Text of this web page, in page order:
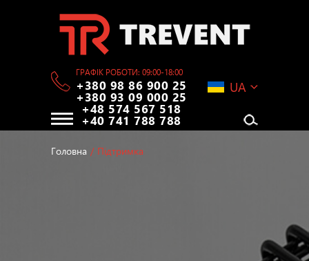
ГРАФІК РОБОТИ: 09:00-18:00
+380 98 86 900 25
+380 93 09 000 25
+48 574 567 518
+40 741 788 788
UA
Головна / Підтримка